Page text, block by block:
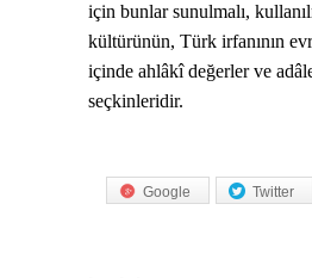
için bunlar sunulmalı,
kültürünün, Türk irfanının
içinde ahlâkî değerler ve
seçkinleridir.
Twitter
Google